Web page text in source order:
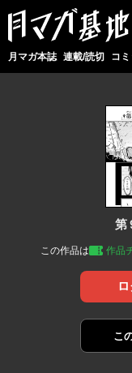
月マガ本誌 連載/読切 コ
第
この作品は 作品
こ